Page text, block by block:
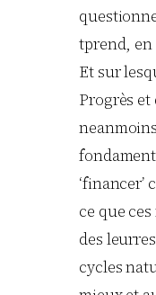
tprend, en
Et sur
Progrès
‘financer’
ce que
des
cycles